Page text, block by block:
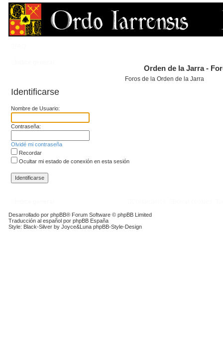
Orden de la Jarra -
Foros de la Orden de la Jarra
Identificarse
Nombre de Usuario:
Contraseña:
Olvidé mi contraseña
Recordar
Ocultar mi estado de conexión en esta sesión
Desarrollado por phpBB® Forum Software © phpBB Limited
Traducción al español por phpBB España
Style: Black-Silver by Joyce&Luna phpBB-Style-Design